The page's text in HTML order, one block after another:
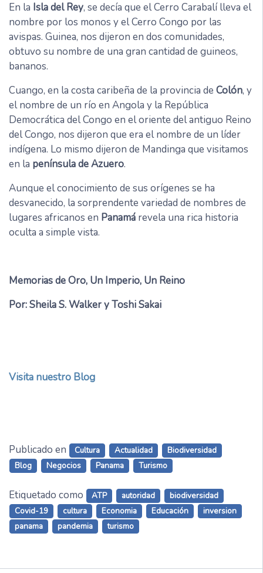
En la Isla del Rey, se decía que el Cerro Carabalí lleva el
nombre por los monos y el Cerro Congo por las
avispas. Guinea, nos dijeron en dos comunidades,
obtuvo su nombre de una gran cantidad de guineos,
bananos.
Cuango, en la costa caribeña de la provincia de Colón, y
el nombre de un río en Angola y la República
Democrática del Congo en el oriente del antiguo Reino
del Congo, nos dijeron que era el nombre de un líder
indígena. Lo mismo dijeron de Mandinga que visitamos
en la península de Azuero.
Aunque el conocimiento de sus orígenes se ha
desvanecido, la sorprendente variedad de nombres de
lugares africanos en Panamá revela una rica historia
oculta a simple vista.
Memorias de Oro, Un Imperio, Un Reino
Por: Sheila S. Walker y Toshi Sakai
Visita nuestro Blog
Publicado en Cultura Actualidad
Biodiversidad
Blog
Negocios Panama Turismo
Etiquetado como ATP autoridad
biodiversidad
Covid-19
cultura Economia Educación
inversion
panama
pandemia turismo